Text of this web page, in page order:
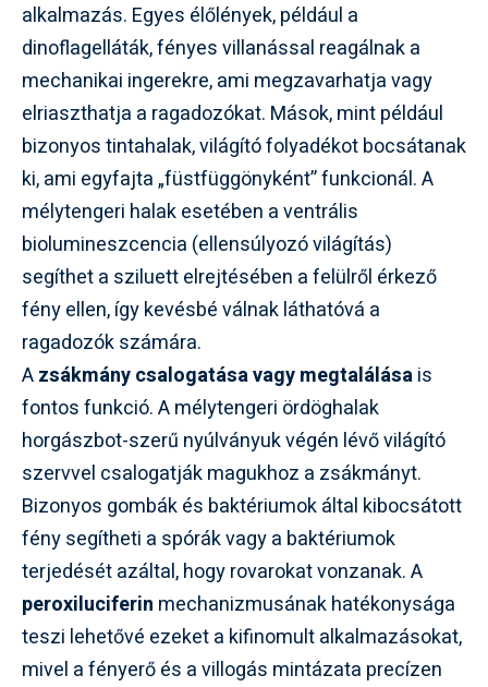
alkalmazás. Egyes élőlények, például a
dinoflagelláták, fényes villanással reagálnak a
mechanikai ingerekre, ami megzavarhatja vagy
elriaszthatja a ragadozókat. Mások, mint például
bizonyos tintahalak, világító folyadékot bocsátanak
ki, ami egyfajta „füstfüggönyként” funkcionál. A
mélytengeri halak esetében a ventrális
biolumineszcencia (ellensúlyozó világítás)
segíthet a sziluett elrejtésében a felülről érkező
fény ellen, így kevésbé válnak láthatóvá a
ragadozók számára.
Azsákmány csalogatása vagy megtalálásais
fontos funkció. A mélytengeri ördöghalak
horgászbot-szerű nyúlványuk végén lévő világító
szervvel csalogatják magukhoz a zsákmányt.
Bizonyos gombák és baktériumok által kibocsátott
fény segítheti a spórák vagy a baktériumok
terjedését azáltal, hogy rovarokat vonzanak. A
peroxiluciferin mechanizmusának hatékonysága
teszi lehetővé ezeket a kifinomult alkalmazásokat,
mivel a fényerő és a villogás mintázata precízen